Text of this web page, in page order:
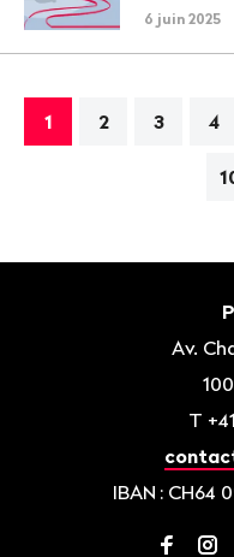
6 juin 2025
1 2 3 4
Av.
T
IBAN : CH64